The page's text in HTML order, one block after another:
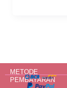
METODE
PEMBAYARAN